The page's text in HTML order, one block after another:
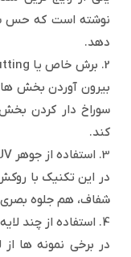
نوشته است که حس
دهد.
2. برش خاص یا Die Cutting:
بیرون آوردن بخش
سوراخ دار کردن
کند.
3. استفاده از جوهر UV موضعی:
در این تکنیک با
شفاف، هم جلوه
4. استفاده از چند لایه:
در برخی نمونه ها